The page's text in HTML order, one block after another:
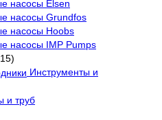
насосы Elsen
насосы Grundfos
насосы Hoobs
насосы IMP Pumps
Инструменты и
и труб